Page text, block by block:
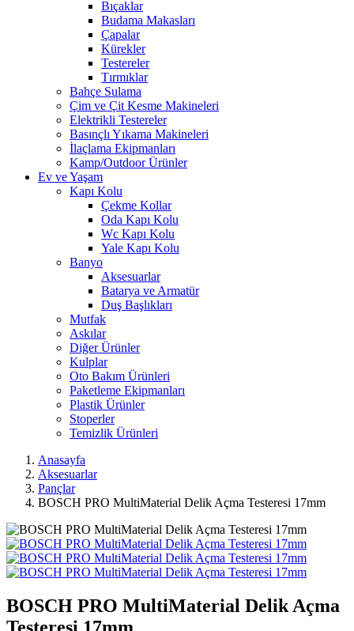
Bıçaklar
Budama Makasları
Çapalar
Kürekler
Testereler
Tırmıklar
Bahçe Sulama
Çim ve Çit Kesme Makineleri
Elektrikli Testereler
Basınçlı Yıkama Makineleri
İlaçlama Ekipmanları
Kamp/Outdoor Ürünler
Ev ve Yaşam
Kapı Kolu
Çekme Kollar
Oda Kapı Kolu
Wc Kapı Kolu
Yale Kapı Kolu
Banyo
Aksesuarlar
Batarya ve Armatür
Duş Başlıkları
Mutfak
Askılar
Diğer Ürünler
Kulplar
Oto Bakım Ürünleri
Paketleme Ekipmanları
Plastik Ürünler
Stoperler
Temizlik Ürünleri
Anasayfa
Aksesuarlar
Pançlar
BOSCH PRO MultiMaterial Delik Açma Testeresi 17mm
BOSCH PRO MultiMaterial Delik Açma